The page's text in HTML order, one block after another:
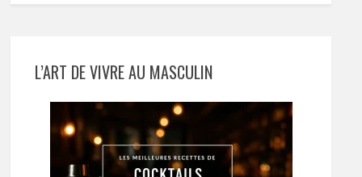
L’ART DE VIVRE AU MASCULIN